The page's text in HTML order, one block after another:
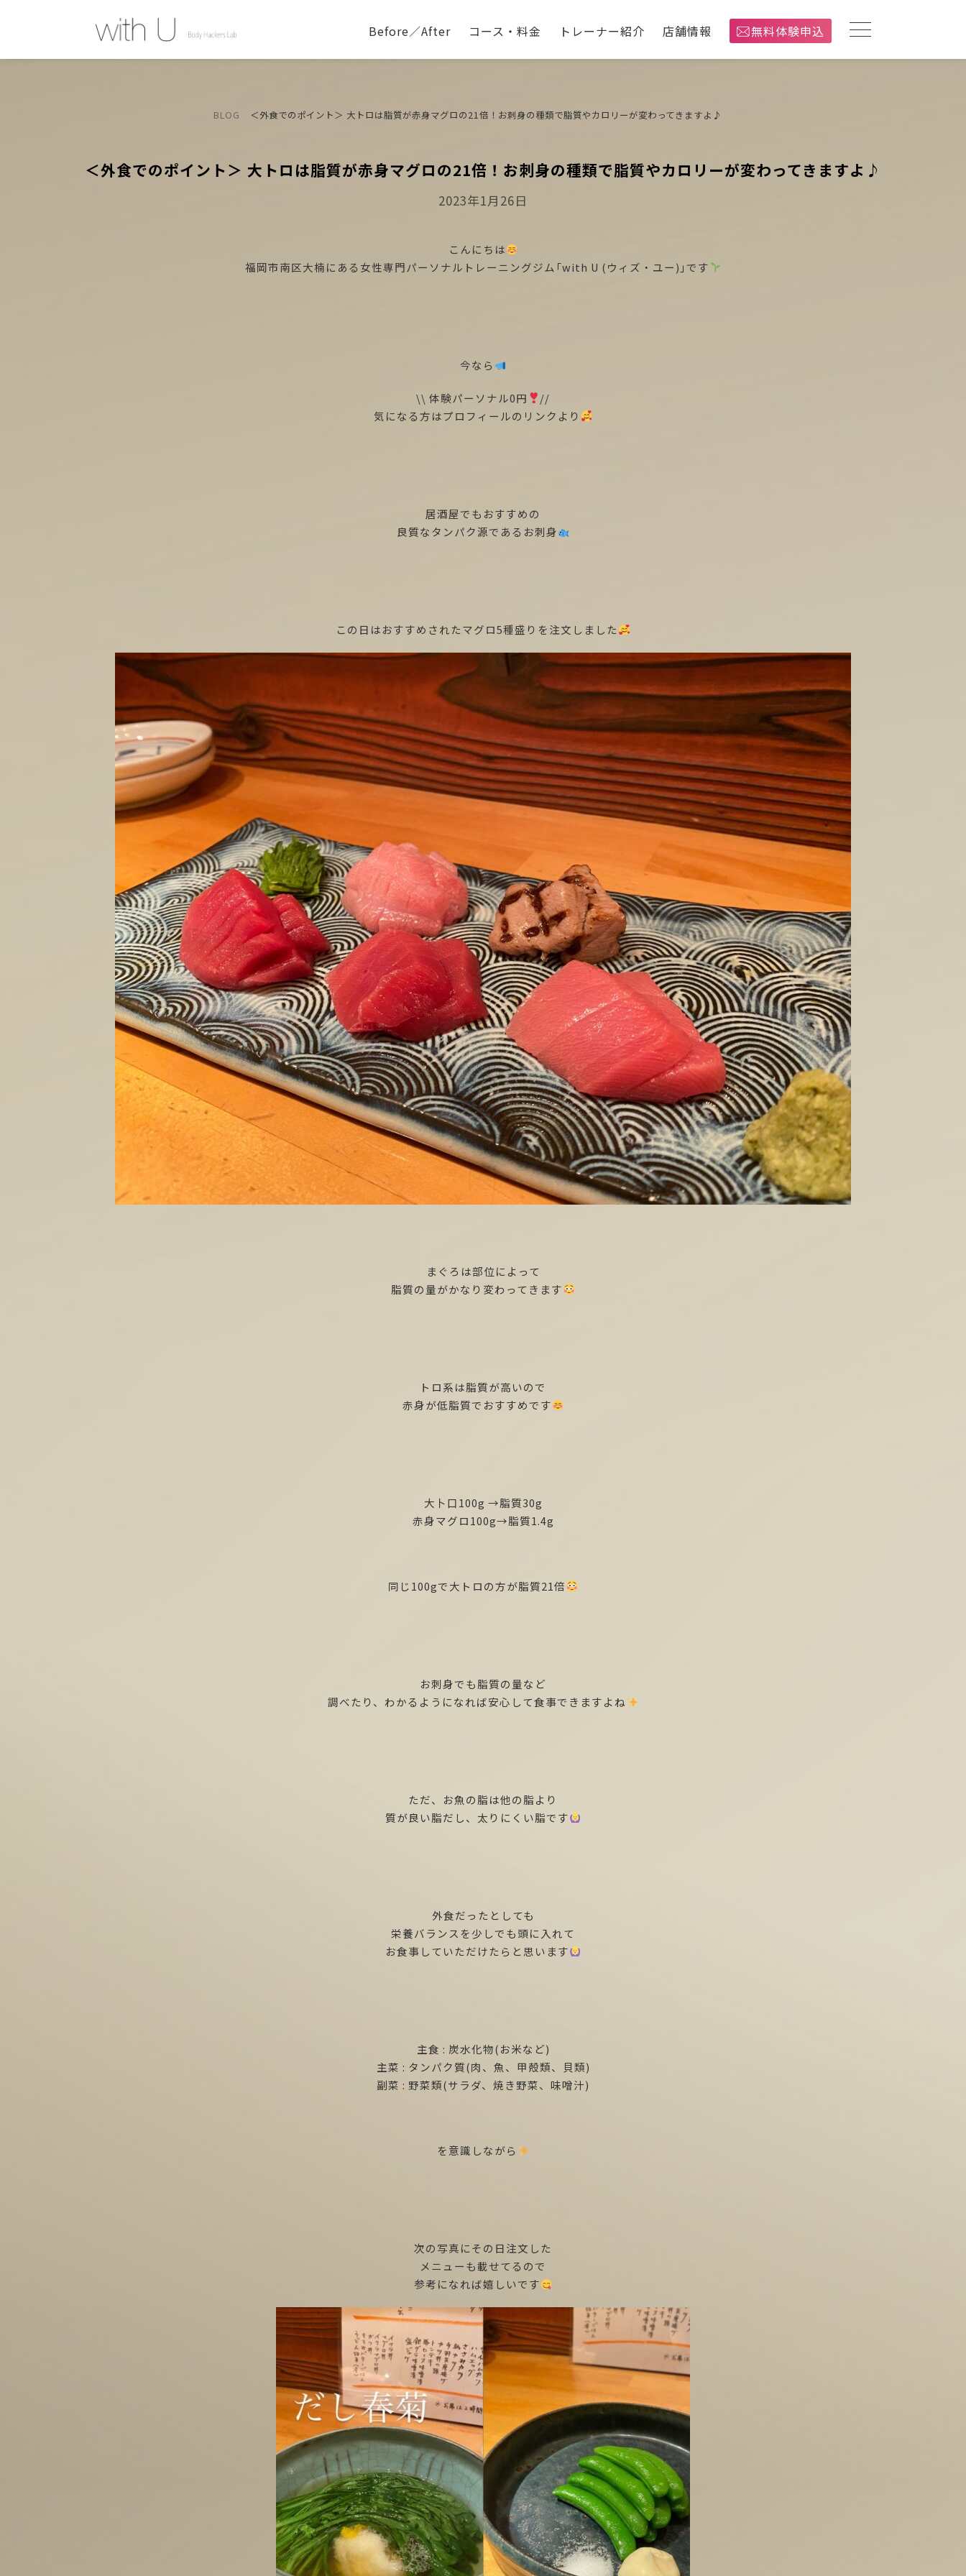
Before／After コース・料金 トレーナー紹介 店舗情報 無料体験申込
BLOG ＜外食でのポイント＞ 大トロは脂質が赤身マグロの21倍！お刺身の種類で脂質やカロリーが変わってきますよ♪
＜外食でのポイント＞ 大トロは脂質が赤身マグロの21倍！お刺身の種類で脂質やカロリーが変わってきますよ♪
Posted
2023年1月26日
こんにちは
福岡市南区大楠にある女性専門パーソナルトレーニングジム「with U (ウィズ・ユー)」です
今なら
\\ 体験パーソナル0円
//
気になる方はプロフィールのリンクより
居酒屋でもおすすめの
良質なタンパク源であるお刺身
この日はおすすめされたマグロ5種盛りを注文しました
まぐろは部位によって
脂質の量がかなり変わってきます
トロ系は脂質が高いので
赤身が低脂質でおすすめです
大卜口100g →脂質30g
赤身マグロ100g→脂質1.4g
同じ100gで大トロの方が脂質21倍
お刺身でも脂質の量など
調べたり、わかるようになれば安心して食事できますよね
ただ、お魚の脂は他の脂より
質が良い脂だし、太りにくい脂です
外食だったとしても
栄養バランスを少しでも頭に入れて
お食事していただけたらと思います
主食 : 炭水化物(お米など)
主菜 : タンパク質(肉、魚、甲殻類、貝類)
副菜 : 野菜類(サラダ、焼き野菜、味噌汁)
を意識しながら
次の写真にその日注文した
メニューも載せてるので
参考になれば嬉しいです